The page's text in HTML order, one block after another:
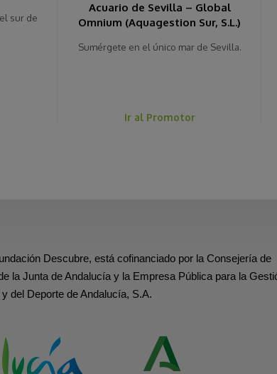
sur de
Acuario de Sevilla – Global
Omnium (Aquagestion Sur, S.L.)
Sumérgete en el único mar de Sevilla.
Ir al Promotor
Descubre, está cofinanciado por la Consejería de
la Junta de Andalucía y la Empresa Pública para la
del Deporte de Andalucía, S.A.